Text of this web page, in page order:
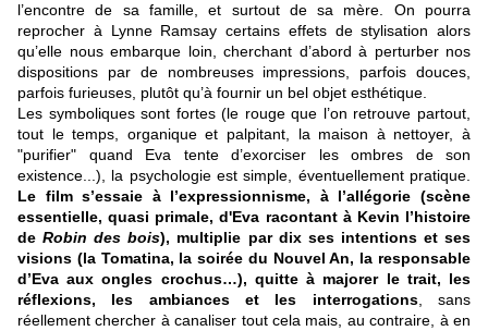
l’encontre de sa famille, et surtout de sa mère. On pourra
reprocher à Lynne Ramsay certains effets de stylisation alors
qu’elle nous embarque loin, cherchant d’abord à perturber nos
dispositions par de nombreuses impressions, parfois douces,
parfois furieuses, plutôt qu’à fournir un bel objet esthétique.
Les symboliques sont fortes (le rouge que l’on retrouve partout,
tout le temps, organique et palpitant, la maison à nettoyer, à
"purifier" quand Eva tente d’exorciser les ombres de son
existence...), la psychologie est simple, éventuellement pratique.
Le film s’essaie à l’expressionnisme, à l’allégorie (scène
essentielle, quasi primale, d'Eva racontant à Kevin l’histoire
deRobin des bois), multiplie par dix ses intentions et ses
visions (la Tomatina, la soirée du Nouvel An, la responsable
d’Eva aux ongles crochus…), quitte à majorer le trait, les
réflexions, les ambiances et les interrogations, sans
réellement chercher à canaliser tout cela mais, au contraire, à en